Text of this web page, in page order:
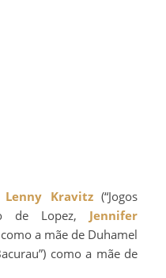
Lenny Kravitz(“Jogos
de Lopez, Jennifer
a mãe de Duhamel
como a mãe de